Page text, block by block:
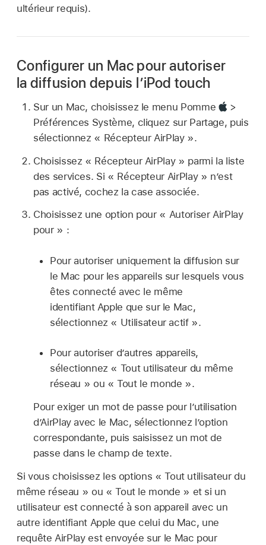
ultérieur requis).
Configurer un Mac pour autoriser
la diffusion depuis l’iPod touch
Sur un Mac, choisissez le menu Pomme
>
Préférences Système, cliquez sur Partage, puis
sélectionnez « Récepteur AirPlay ».
Choisissez « Récepteur AirPlay » parmi la liste
des services. Si « Récepteur AirPlay » n’est
pas activé, cochez la case associée.
Choisissez une option pour « Autoriser AirPlay
pour » :
Pour autoriser uniquement la diffusion sur
le Mac pour les appareils sur lesquels vous
êtes connecté avec le même
identifiant Apple que sur le Mac,
sélectionnez « Utilisateur actif ».
Pour autoriser d’autres appareils,
sélectionnez « Tout utilisateur du même
réseau » ou « Tout le monde ».
Pour exiger un mot de passe pour l’utilisation
d’AirPlay avec le Mac, sélectionnez l’option
correspondante, puis saisissez un mot de
passe dans le champ de texte.
Si vous choisissez les options « Tout utilisateur du
même réseau » ou « Tout le monde » et si un
utilisateur est connecté à son appareil avec un
autre identifiant Apple que celui du Mac, une
requête AirPlay est envoyée sur le Mac pour